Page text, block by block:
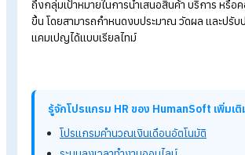
พร้อมแนวทางยิงแอดในปี 2026 ใ
หมายได้คุ้มค่าและวัดผลได้มากที่
การยิงแอดคืออะไร
การยิงแอด (Ads)
คือการซื้อพื้นที่โฆษณา